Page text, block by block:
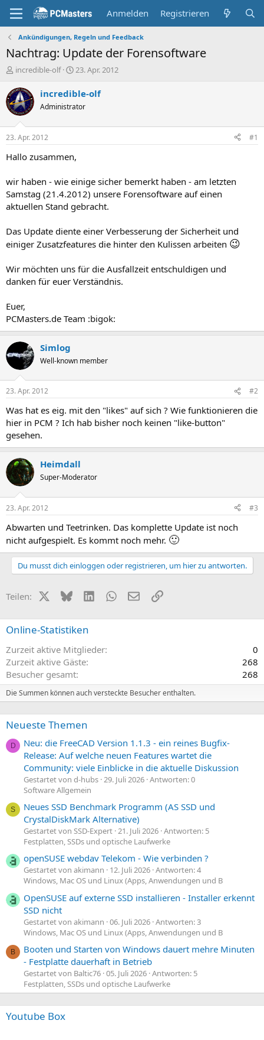
Anmelden Registrieren
Ankündigungen, Regeln und Feedback
Nachtrag: Update der Forensoftware
E
s
t
e
e
r
incredible-olf
E
s
e
t
m
23. Apr. 2012
incredible-olf
Administrator
23. Apr. 2012 #1
Hallo zusammen,
wir haben - wie einige sicher bemerkt haben - am letzten
Samstag (21.4.2012) unsere Forensoftware auf einen
aktuellen Stand gebracht.
Das Update diente einer Verbesserung der Sicherheit und
einiger Zusatzfeatures die hinter den Kulissen arbeiten 😉
Wir möchten uns für die Ausfallzeit entschuldigen und
danken für euer Verständnis.
Euer,
PCMasters.de Team :bigok:
Simlog
Well-known member
23. Apr. 2012 #2
Was hat es eig. mit den "likes" auf sich ? Wie funktionieren die
hier in PCM ? Ich hab bisher noch keinen "like-button"
gesehen.
Heimdall
Super-Moderator
23. Apr. 2012 #3
Abwarten und Teetrinken. Das komplette Update ist noch
nicht aufgespielt. Es kommt noch mehr. 🙂
Du musst dich einloggen oder registrieren, um hier zu antworten.
Teilen: X (Twitter)
BlueskyLinkedInWhatsApp
E-MailLink
Online-Statistiken
Zurzeit aktive Mitglieder
0
Zurzeit aktive Gäste
268
Besucher gesamt
268
Die Summen können auch versteckte Besucher enthalten.
Neueste Themen
D
Neu: die FreeCAD Version 1.1.3 - ein reines Bugfix-
Release: Auf welche neuen Features wartet die
Community: viele Einblicke in die aktuelle Diskussion
Gestartet von d-hubs 29. Juli 2026 Antworten: 0
Software Allgemein
S
Neues SSD Benchmark Programm (AS SSD und
CrystalDiskMark Alternative)
Gestartet von SSD-Expert 21. Juli 2026 Antworten: 5
Festplatten, SSDs und optische Laufwerke
openSUSE webdav Telekom - Wie verbinden ?
Gestartet von akimann 12. Juli 2026 Antworten: 4
Windows, Mac OS und Linux (Apps, Anwendungen und B
OpenSUSE auf externe SSD installieren - Installer erkennt
SSD nicht
Gestartet von akimann 06. Juli 2026 Antworten: 3
Windows, Mac OS und Linux (Apps, Anwendungen und B
B
Booten und Starten von Windows dauert mehre Minuten
- Festplatte dauerhaft in Betrieb
Gestartet von Baltic76 05. Juli 2026 Antworten: 5
Festplatten, SSDs und optische Laufwerke
Youtube Box